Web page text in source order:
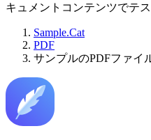
キュメントコンテンツでテ
Sample.Cat
PDF
サンプルのPDFファイ